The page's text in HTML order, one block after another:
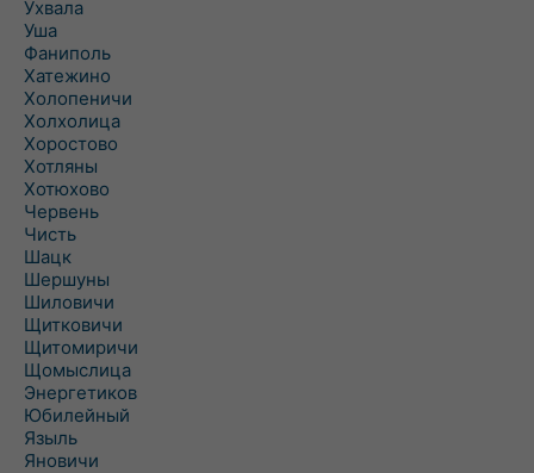
Ухвала
Уша
Фаниполь
Хатежино
Холопеничи
Холхолица
Хоростово
Хотляны
Хотюхово
Червень
Чисть
Шацк
Шершуны
Шиловичи
Щитковичи
Щитомиричи
Щомыслица
Энергетиков
Юбилейный
Языль
Яновичи